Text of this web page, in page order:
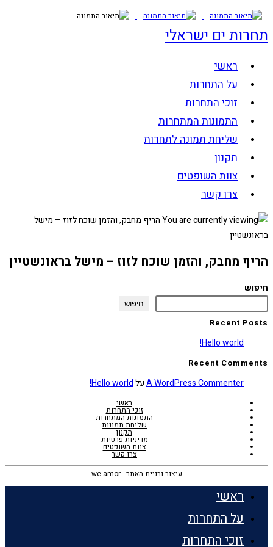
Skip
content
תחרות ים ישראלי
ראשי
על התחרות
זוכי התחרות
התמונות המתחרות
שליחת תמונה לתחרות
תקנון
צוות השופטים
צרו קשר
הריף מחבק, והזמן שוכח לזוז – מישל בראונשטיין
חיפוש
חיפוש
Recent Posts
Hello world!
Recent Comments
A WordPress CommenterעלHello world!
ראשי
זוכי התחרות
התמונות המתחרות
שליחת תמונות
תקנון
מדיניות פרטיות
צוות השופטים
צרו קשר
עיצוב ובניית האתר - we amor
ראשי
על התחרות
זוכי התחרות